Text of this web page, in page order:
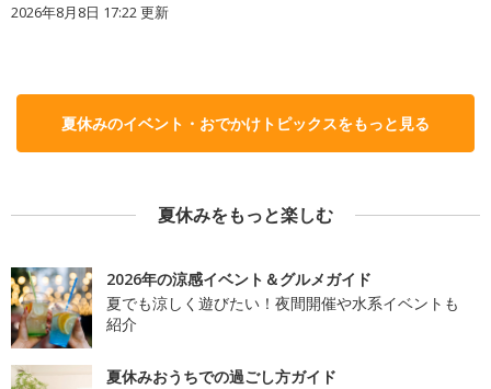
2026年8月8日 17:22更新
夏休みのイベント・おでかけトピックスをもっと見る
夏休みをもっと楽しむ
2026年の涼感イベント＆グルメガイド
夏でも涼しく遊びたい！夜間開催や水系イベントも
紹介
夏休みおうちでの過ごし方ガイド